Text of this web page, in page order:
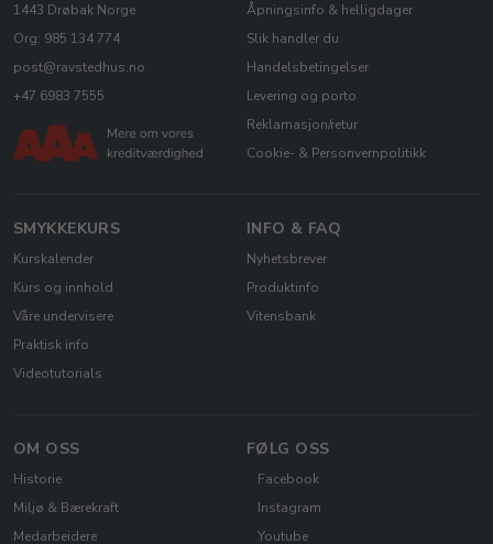
1443 Drøbak Norge
Org: 985 134 774
post@ravstedhus.no
+47 6983 7555
Åpningsinfo & helligdager
Slik handler du
Handelsbetingelser
Levering og porto
Reklamasjon/retur
Cookie- & Personvernpolitikk
SMYKKEKURS
Kurskalender
Kurs og innhold
Våre undervisere
Praktisk info
Videotutorials
INFO & FAQ
Nyhetsbrever
Produktinfo
Vitensbank
OM OSS
Historie
Miljø & Bærekraft
Medarbeidere
FØLG OSS
Facebook
Instagram
Youtube